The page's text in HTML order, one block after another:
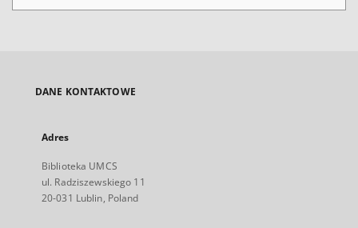
DANE KONTAKTOWE
Adres
Biblioteka UMCS
ul. Radziszewskiego 11
20-031 Lublin, Poland